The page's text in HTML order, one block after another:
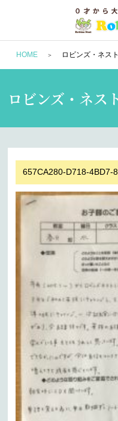
HOME ロビンズ・ネス
ロビンズ・ネス
657CA280-D718-4BD7-